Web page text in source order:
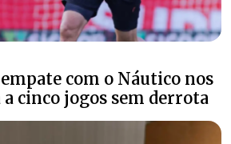
com o Náutico nos
cinco jogos sem derrota